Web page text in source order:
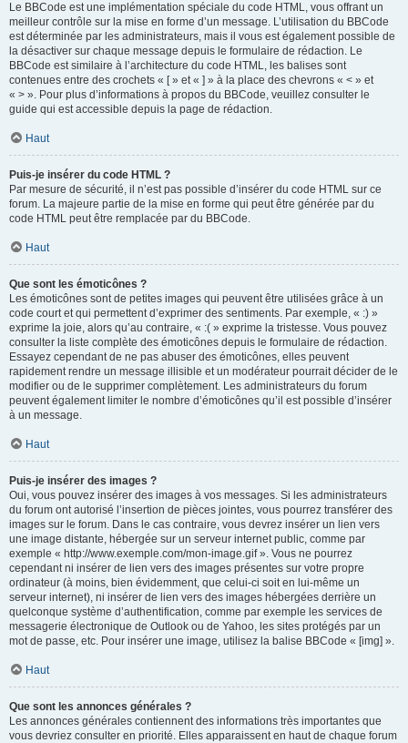
Le BBCode est une implémentation spéciale du code HTML, vous offrant un
meilleur contrôle sur la mise en forme d’un message. L’utilisation du BBCode
est déterminée par les administrateurs, mais il vous est également possible de
la désactiver sur chaque message depuis le formulaire de rédaction. Le
BBCode est similaire à l’architecture du code HTML, les balises sont
contenues entre des crochets « [ » et « ] » à la place des chevrons « < » et
« > ». Pour plus d’informations à propos du BBCode, veuillez consulter le
guide qui est accessible depuis la page de rédaction.
Haut
Puis-je insérer du code HTML ?
Par mesure de sécurité, il n’est pas possible d’insérer du code HTML sur ce
forum. La majeure partie de la mise en forme qui peut être générée par du
code HTML peut être remplacée par du BBCode.
Haut
Que sont les émoticônes ?
Les émoticônes sont de petites images qui peuvent être utilisées grâce à un
code court et qui permettent d’exprimer des sentiments. Par exemple, « :) »
exprime la joie, alors qu’au contraire, « :( » exprime la tristesse. Vous pouvez
consulter la liste complète des émoticônes depuis le formulaire de rédaction.
Essayez cependant de ne pas abuser des émoticônes, elles peuvent
rapidement rendre un message illisible et un modérateur pourrait décider de le
modifier ou de le supprimer complètement. Les administrateurs du forum
peuvent également limiter le nombre d’émoticônes qu’il est possible d’insérer
à un message.
Haut
Puis-je insérer des images ?
Oui, vous pouvez insérer des images à vos messages. Si les administrateurs
du forum ont autorisé l’insertion de pièces jointes, vous pourrez transférer des
images sur le forum. Dans le cas contraire, vous devrez insérer un lien vers
une image distante, hébergée sur un serveur internet public, comme par
exemple « http://www.exemple.com/mon-image.gif ». Vous ne pourrez
cependant ni insérer de lien vers des images présentes sur votre propre
ordinateur (à moins, bien évidemment, que celui-ci soit en lui-même un
serveur internet), ni insérer de lien vers des images hébergées derrière un
quelconque système d’authentification, comme par exemple les services de
messagerie électronique de Outlook ou de Yahoo, les sites protégés par un
mot de passe, etc. Pour insérer une image, utilisez la balise BBCode « [img] ».
Haut
Que sont les annonces générales ?
Les annonces générales contiennent des informations très importantes que
vous devriez consulter en priorité. Elles apparaissent en haut de chaque forum